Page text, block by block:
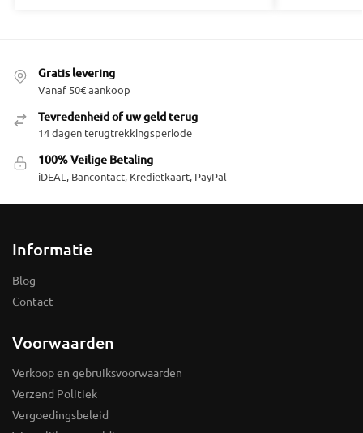
Gratis levering
Vanaf 50€ aankoop
Tevredenheid of uw geld terug
14 dagen terugtrekkingsperiode
100% Veilige Betaling
iDEAL, Bancontact, Kredietkaart, PayPal
Informatie
Blog
Contact
Voorwaarden
Verkoop en gebruiksvoorwaarden
Verzend Politiek
Vergoedingsbeleid